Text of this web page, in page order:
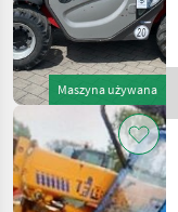
Maszyna używana